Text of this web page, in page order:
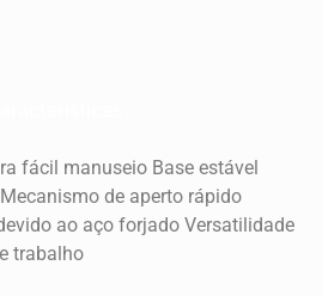
fácil manuseio Base estável
de aperto rápido
ao aço forjado Versatilidade
trabalho